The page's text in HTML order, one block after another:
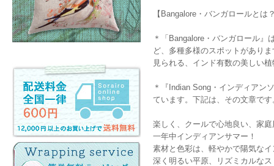
【Bangalore・バンガロールと
＊「Bangalore・バンガロール
ど、多種多様のスポットがあり
見られる、インド有数の美しい
＊『Indian Song・インディアン
ています。下記は、その文章です
楽しく、クールで心地良い、家
一年中インディアンサマー！
素材と色彩は、軽やかで陽気な
深く明るい平原、リズミカルな